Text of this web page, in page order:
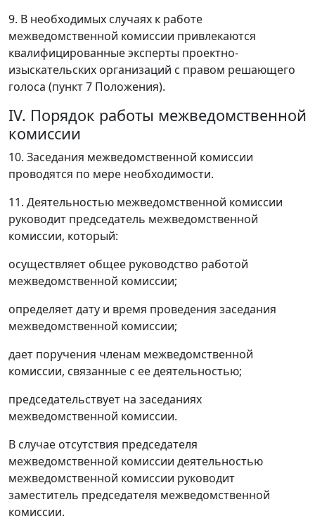
9. В необходимых случаях к работе
межведомственной комиссии привлекаются
квалифицированные эксперты проектно-
изыскательских организаций с правом решающего
голоса (пункт 7 Положения).
IV. Порядок работы межведомственной
комиссии
10. Заседания межведомственной комиссии
проводятся по мере необходимости.
11. Деятельностью межведомственной комиссии
руководит председатель межведомственной
комиссии, который:
осуществляет общее руководство работой
межведомственной комиссии;
определяет дату и время проведения заседания
межведомственной комиссии;
дает поручения членам межведомственной
комиссии, связанные с ее деятельностью;
председательствует на заседаниях
межведомственной комиссии.
В случае отсутствия председателя
межведомственной комиссии деятельностью
межведомственной комиссии руководит
заместитель председателя межведомственной
комиссии.